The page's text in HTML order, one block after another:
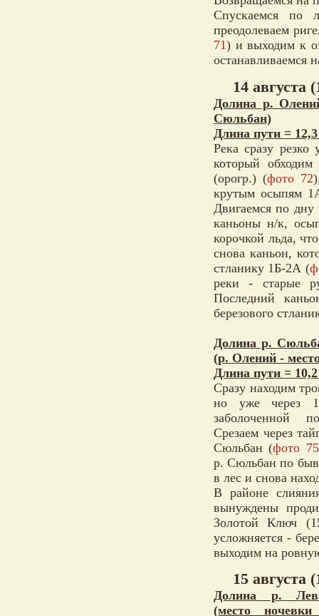
Спускаемся по
преодолеваем
71) и выходим к
останавливаемся
14 августа
Долина р.
Сюльбан)
Длина пути =
Река сразу резко
который
(орогр.) (фото 72
крутым осыпям
Двигаемся по дну
каньоны н/к,
корочкой льда,
снова каньон,
стланику 1Б-2А (
реки - старые
Последний
березового
Долина р.
(р. Олений -
Длина пути =
Сразу находим
но уже через
заболоченной
Срезаем через
Сюльбан (фото 75
р. Сюльбан по
в лес и снова
В районе
вынуждены
Золотой Ключ
усложняется -
выходим на
15 августа
Долина р.
(место